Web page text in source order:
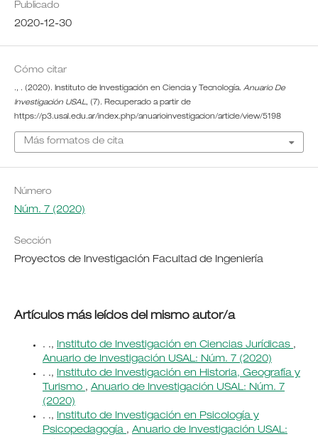
Publicado
2020-12-30
Cómo citar
., . (2020). Instituto de Investigación en Ciencia y Tecnología. Anuario De
Investigación USAL, (7). Recuperado a partir de
https://p3.usal.edu.ar/index.php/anuarioinvestigacion/article/view/5198
Más formatos de cita
Número
Núm. 7 (2020)
Sección
Proyectos de Investigación Facultad de Ingeniería
Artículos más leídos del mismo autor/a
. ., Instituto de Investigación en Ciencias Jurídicas ,
Anuario de Investigación USAL: Núm. 7 (2020)
. ., Instituto de Investigación en Historia, Geografía y
Turismo , Anuario de Investigación USAL: Núm. 7
(2020)
. ., Instituto de Investigación en Psicología y
Psicopedagogía , Anuario de Investigación USAL: